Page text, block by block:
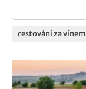
cestování za vínem